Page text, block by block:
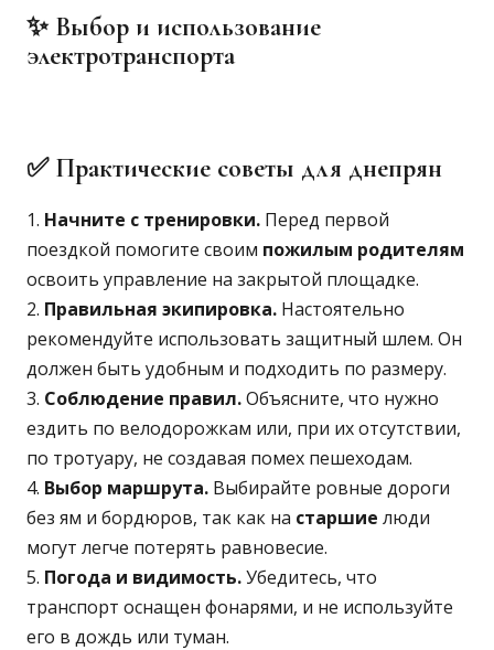
✨ Выбор и использование
электротранспорта
✅ Практические советы для днепрян
Начните с тренировки. Перед первой
поездкой помогите своим пожилым родителям
освоить управление на закрытой площадке.
Правильная экипировка. Настоятельно
рекомендуйте использовать защитный шлем. Он
должен быть удобным и подходить по размеру.
Соблюдение правил.Объясните, что нужно
ездить по велодорожкам или, при их отсутствии,
по тротуару, не создавая помех пешеходам.
Выбор маршрута. Выбирайте ровные дороги
без ям и бордюров, так как на старшие люди
могут легче потерять равновесие.
Погода и видимость.Убедитесь, что
транспорт оснащен фонарями, и не используйте
его в дождь или туман.